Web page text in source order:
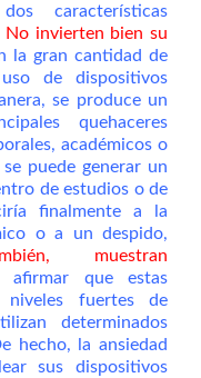
características
No invierten bien su
la gran cantidad de
de dispositivos
se produce un
quehaceres
académicos o
puede generar un
de estudios o de
finalmente a la
o a un despido,
muestran
afirmar que estas
niveles fuertes de
determinados
hecho, la ansiedad
sus dispositivos